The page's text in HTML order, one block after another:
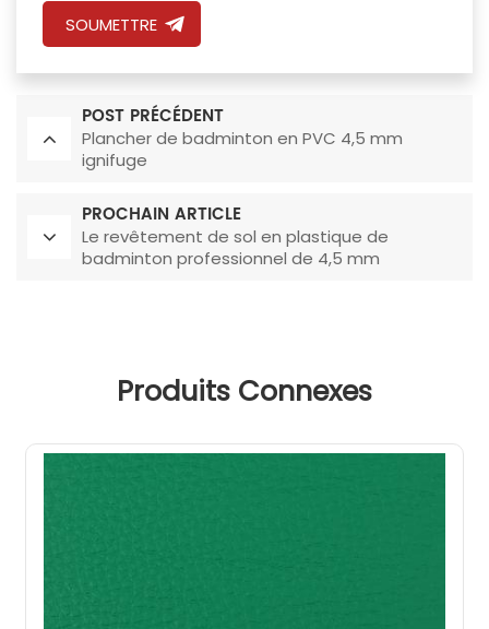
SOUMETTRE
POST PRÉCÉDENT
Plancher de badminton en PVC 4,5 mm
ignifuge
PROCHAIN ARTICLE
Le revêtement de sol en plastique de
badminton professionnel de 4,5 mm
Produits Connexes